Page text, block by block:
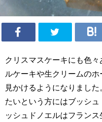
クリスマスケーキにも色
ルケーキや生クリームの
見かけるようになりまし
たいという方にはブッシ
ッシュドノエルはフラン